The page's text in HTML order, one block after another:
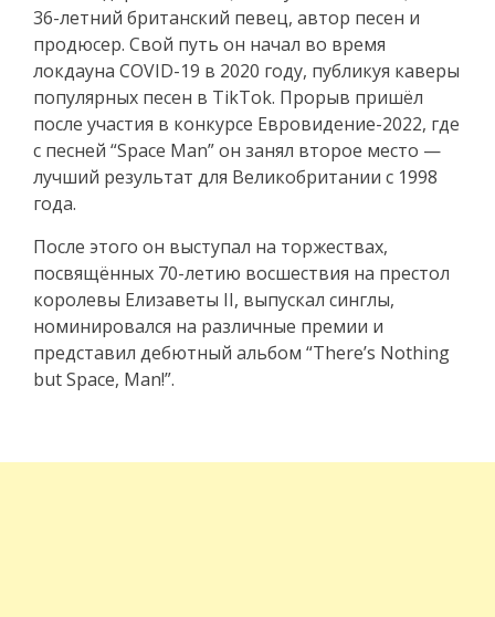
36-летний британский певец, автор песен и
продюсер. Свой путь он начал во время
локдауна COVID-19 в 2020 году, публикуя каверы
популярных песен в TikTok. Прорыв пришёл
после участия в конкурсе Евровидение-2022, где
с песней “Space Man” он занял второе место —
лучший результат для Великобритании с 1998
года.
После этого он выступал на торжествах,
посвящённых 70-летию восшествия на престол
королевы Елизаветы II, выпускал синглы,
номинировался на различные премии и
представил дебютный альбом “There’s Nothing
but Space, Man!”.